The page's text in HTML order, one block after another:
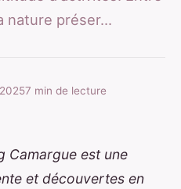
nature préser...
7 min de lecture
Camargue est une
et découvertes en